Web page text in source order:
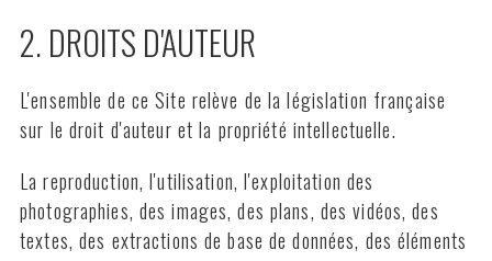
2. DROITS D'AUTEUR
L'ensemble de ce Site relève de la législation française
sur le droit d'auteur et la propriété intellectuelle.
La reproduction, l'utilisation, l'exploitation des
photographies, des images, des plans, des vidéos, des
textes, des extractions de base de données, des éléments